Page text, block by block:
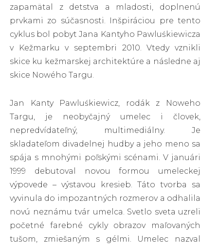
zapamätal z detstva a mladosti, doplnenú
prvkami zo súčasnosti. Inšpiráciou pre tento
cyklus bol pobyt Jana Kantyho Pawluśkiewicza
v Kežmarku v septembri 2010. Vtedy vznikli
skice ku kežmarskej architektúre a následne aj
skice Nowého Targu.
Jan Kanty Pawluśkiewicz, rodák z Noweho
Targu, je neobyčajný umelec i človek,
nepredvídateľný, multimediálny. Je
skladateľom divadelnej hudby a jeho meno sa
spája s mnohými poľskými scénami. V januári
1999 debutoval novou formou umeleckej
výpovede – výstavou kresieb. Táto tvorba sa
vyvinula do impozantných rozmerov a odhalila
novú neznámu tvár umelca. Svetlo sveta uzreli
početné farebné cykly obrazov maľovaných
tušom, zmiešaným s gélmi. Umelec nazval